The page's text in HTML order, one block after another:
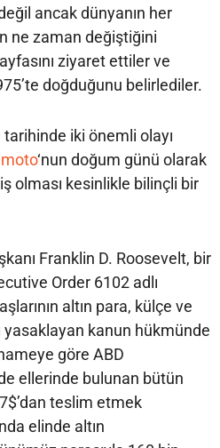
ancak dünyanın her
ne zaman değiştiğini
ziyaret ettiler ve
doğduğunu belirlediler.
iki önemli olayı
‘nun doğum günü olarak
olması kesinlikle bilinçli bir
Franklin D. Roosevelt, bir
Order 6102 adlı
altın para, külçe ve
yasaklayan kanun hükmünde
göre ABD
ellerinde bulunan bütün
teslim etmek
elinde altın